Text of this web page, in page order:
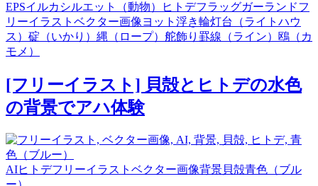
EPSイルカ シルエット（動物） ヒトデフラッグガーランドフ
リーイラスト ベクター画像ヨット 浮き輪灯台（ライトハウ
ス） 碇（いかり） 縄（ロープ） 舵飾り罫線（ライン） 鴎（カ
モメ）
[フリーイラスト] 貝殻とヒトデの水色
の背景でアハ体験
AIヒトデフリーイラスト ベクター画像背景貝殻青色（ブル